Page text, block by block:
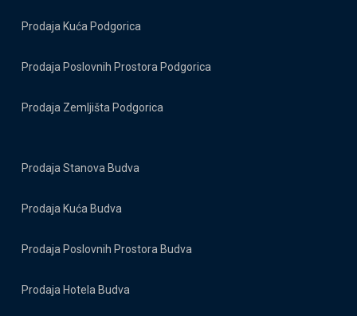
Prodaja Kuća Podgorica
Prodaja Poslovnih Prostora Podgorica
Prodaja Zemljišta Podgorica
Prodaja Stanova Budva
Prodaja Kuća Budva
Prodaja Poslovnih Prostora Budva
Prodaja Hotela Budva